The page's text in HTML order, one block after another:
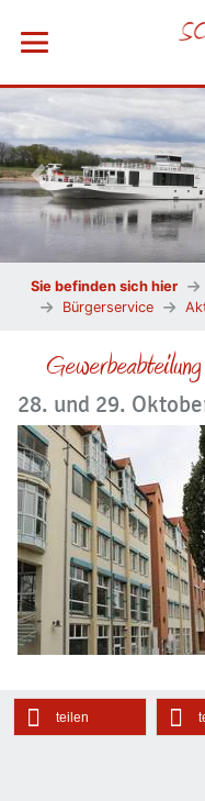
Menü öffnen
Vorheriges Bild
Sie befinden sich hier
Bürgerservice
28. und 29.
teilen